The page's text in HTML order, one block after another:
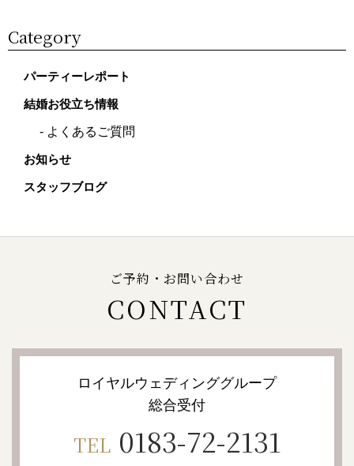
Category
パーティーレポート
結婚お役立ち情報
よくあるご質問
お知らせ
スタッフブログ
ご予約・お問い合わせ
CONTACT
ロイヤルウェディンググループ
総合受付
TEL 0183-72-2131